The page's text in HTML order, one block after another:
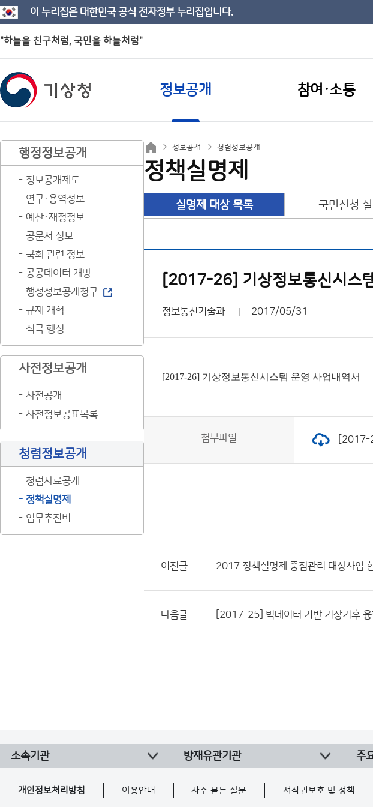
이 누리집은 대한민국 공식 전자정부 누리집입니다.
"하늘을 친구처럼, 국민을 하늘처럼"
정보공개 참여·소통
행정정보공개
정보공개제도
연구·용역정보
예산·재정정보
공문서 정보
국회 관련 정보
공공데이터 개방
행정정보공개청구
규제 개혁
적극 행정
사전정보공개
사전공개
사전정보공표목록
청렴정보공개
청렴자료공개
정책실명제
업무추진비
정보공개 청렴정보공개
정책실명제
실명제 대상 목록 국민신청 실
[2017-26] 기상정보통신시스
정보통신기술과 2017/05/31
[2017-26] 기상정보통신시스템 운영 사업내역서
첨부파일 [2017-
이전글 2017 정책실명제 중점관리 대상사업
다음글 [2017-25] 빅데이터 기반 기상기후
소속기관 방재유관기관 주
개인정보처리방침 이용안내 자주 묻는 질문 저작권보호 및 정책